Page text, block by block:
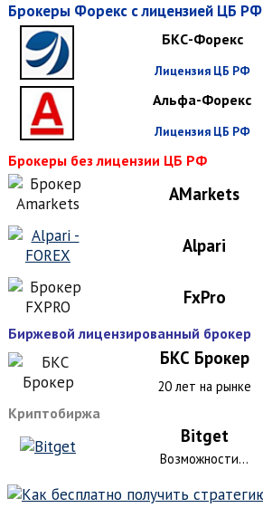
Брокеры Форекс с лицензией ЦБ РФ
БКС-Форекс
Лицензия ЦБ РФ
Альфа-Форекс
Лицензия ЦБ РФ
Брокеры без лицензии ЦБ РФ
AMarkets
Alpari
FxPro
Биржевой лицензированный брокер
БКС Брокер
20 лет на рынке
Криптобиржа
Bitget
Возможности...